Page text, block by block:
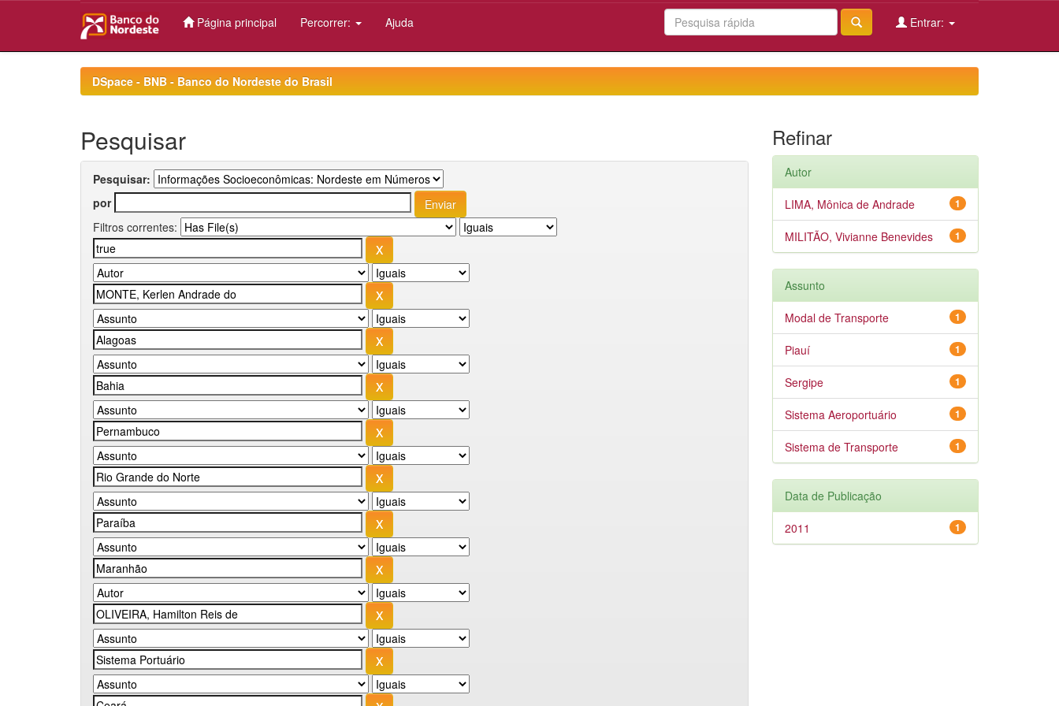
Página principal Percorrer: Ajuda Entrar:
DSpace - BNB - Banco do Nordeste do Brasil
Pesquisar
Pesquisar:
por
Filtros correntes:
Refinar
Autor
1
LIMA, Mônica de Andrade
1
MILITÃO, Vivianne Benevides
Assunto
1
Modal de Transporte
1
Piauí
1
Sergipe
1
Sistema Aeroportuário
1
Sistema de Transporte
Data de Publicação
1
2011